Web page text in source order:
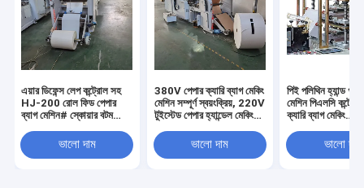
এয়ার ডিফেন্স লেপ কন্ট্রোল সহ
HJ-200 রোল ফিড পেপার
ব্যাগ মেশিন# স্কোয়ার বটম
80-200 মিভালো দাম
380V পেপার ক্যারি ব্যাগ মেকিং
মেশিন সম্পূর্ণ স্বয়ংক্রিয়, 220V
টুইস্টেড পেপার হ্যান্ডেল মেকিং
ভালো দাম
পিই পলিথিন হ্যান্ড
মেশিন পিএলসি
ক্যারি ব্যাগ মেকিং
মিমি ডাইমেনশনভালো দাম